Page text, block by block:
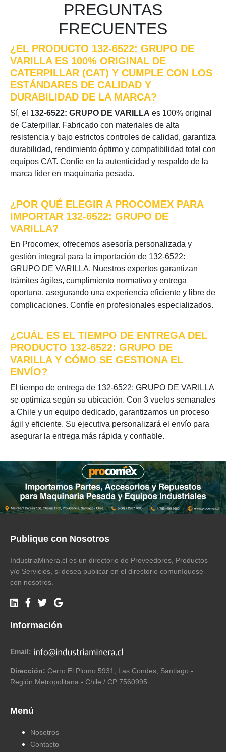
PREGUNTAS
FRECUENTES
¿EL PRODUCTO 132-6522: GRUPO DE
VARILLA ES 100% ORIGINAL DE
CATERPILLAR (CAT) Y CUMPLE CON LOS
ESTÁNDARES DE CALIDAD Y
DURABILIDAD DE LA MARCA?
Sí, el 132-6522: GRUPO DE VARILLA es 100% original
de Caterpillar. Fabricado con materiales de alta
resistencia y bajo estrictos controles de calidad, garantiza
durabilidad, rendimiento óptimo y compatibilidad total con
equipos CAT. Confíe en la autenticidad y respaldo de la
marca líder en maquinaria pesada.
¿POR QUÉ ELEGIR A PROCOMEX PARA
IMPORTAR 132-6522: GRUPO DE
VARILLA?
En Procomex, ofrecemos asesoría personalizada y
gestión integral para la importación de 132-6522:
GRUPO DE VARILLA. Nuestros expertos garantizan
trámites ágiles, cumplimiento normativo y entrega
oportuna, asegurando una experiencia eficiente y libre de
complicaciones. Confíe en profesionales especializados.
¿CUÁL ES EL TIEMPO DE ENTREGA DEL
PRODUCTO 132-6522: GRUPO DE
VARILLA Y CÓMO SE GESTIONA EL
ENVÍO?
El tiempo de entrega de 132-6522: GRUPO DE VARILLA
se optimiza según su ubicación. Con 3 vuelos semanales
a Chile y un equipo dedicado, garantizamos un proceso
ágil y eficiente. Su ejecutiva personalizará el envío para
asegurar la entrega más rápida y confiable.
Publique con Nosotros
IndustriaMinera.cl es un directorio de Proveedores, Productos
y/o Servicios, si desea publicar en el directorio comuníquese
con nosotros.
Información
Email:
Dirección: Cerro El Plomo 5931, Las Condes, Santiago -
Región Metropolitana - Chile / CP 7560995
Menú
Nosotros
Contacto